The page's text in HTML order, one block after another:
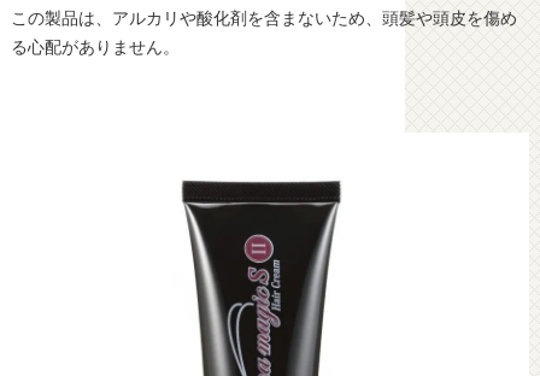
この製品は、アルカリや酸化剤を含まないため、頭髪や頭皮を傷め
る心配がありません。